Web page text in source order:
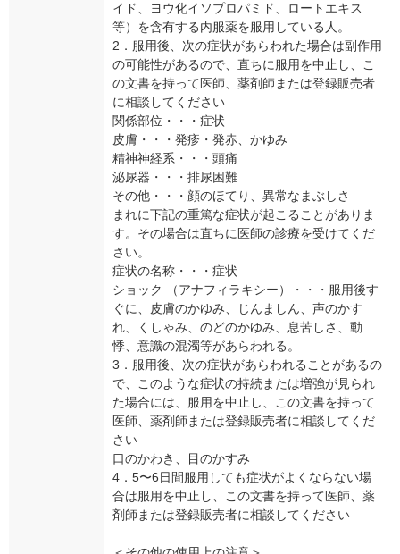
イド、ヨウ化イソプロパミド、ロートエキス
等）を含有する内服薬を服用している人。
2．服用後、次の症状があらわれた場合は副作用
の可能性があるので、直ちに服用を中止し、こ
の文書を持って医師、薬剤師または登録販売者
に相談してください
関係部位・・・症状
皮膚・・・発疹・発赤、かゆみ
精神神経系・・・頭痛
泌尿器・・・排尿困難
その他・・・顔のほてり、異常なまぶしさ
まれに下記の重篤な症状が起こることがありま
す。その場合は直ちに医師の診療を受けてくだ
さい。
症状の名称・・・症状
ショック （アナフィラキシー）・・・服用後す
ぐに、皮膚のかゆみ、じんましん、声のかす
れ、くしゃみ、のどのかゆみ、息苦しさ、動
悸、意識の混濁等があらわれる。
3．服用後、次の症状があらわれることがあるの
で、このような症状の持続または増強が見られ
た場合には、服用を中止し、この文書を持って
医師、薬剤師または登録販売者に相談してくだ
さい
口のかわき、目のかすみ
4．5〜6日間服用しても症状がよくならない場
合は服用を中止し、この文書を持って医師、薬
剤師または登録販売者に相談してください